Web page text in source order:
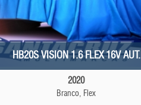
HB20S VISION 1.6 FLEX 16V AUT.
2020
Branco, Flex